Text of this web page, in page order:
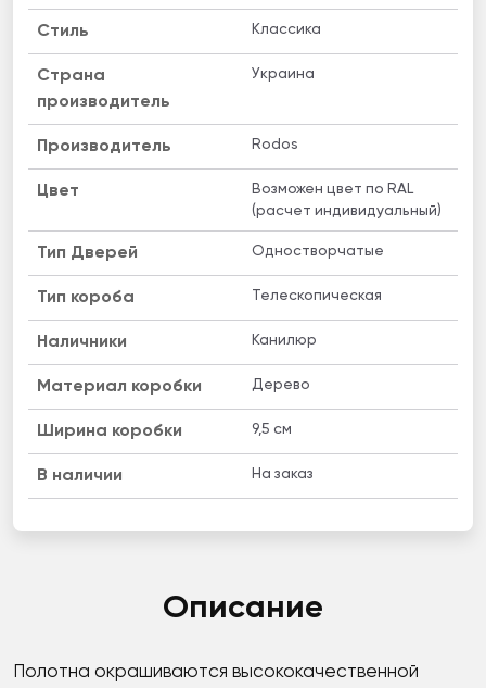
Стиль Классика
Страна
производитель
Украина
Производитель Rodos
Цвет
Возможен цвет по RAL
(расчет индивидуальный)
Тип Дверей Одностворчатые
Тип короба Телескопическая
Наличники Канилюр
Материал коробки Дерево
Ширина коробки 9,5 cм
B наличии На заказ
Описание
Полотна окрашиваются высококачественной